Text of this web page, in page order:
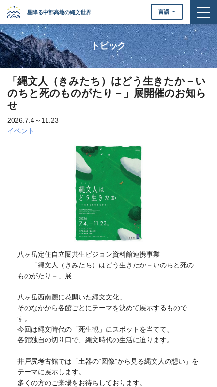
星降る中部高地の縄文世界 言語
トピック
「縄文人（きみたち）はどう生きたか－い
のちと死のものがたり－」展開催のお知ら
せ
2026.7.4～11.23
イベント
八ヶ岳定住自立圏共生ビジョン資料館連携事業
「縄文人（きみたち）はどう生きたか－いのちと死の
ものがたり－」展
八ヶ岳西南麓に花開いた縄文文化。
そのなかから各館ごとにテーマを決めて展示するもので
す。
今回は縄文時代の「死生観」にスポットを当てて、
各館独自の切り口で、縄文時代の生活に迫ります。
井戸尻考古館では「土器の“図像”から見る縄文人の想い」を
テーマに展示します。
多くの方のご来場をお待ちしております。